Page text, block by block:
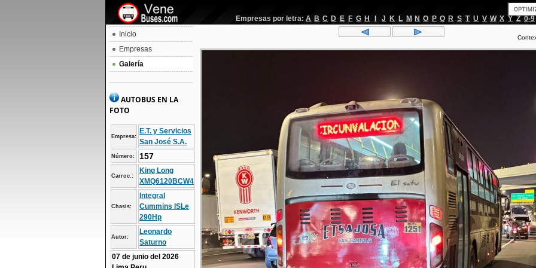
Empresas por letra: A B C D E F G H J K L M N O P Q R S T U V W X Y Z 0-9
Inicio
Empresas
Galería
AUTOBUS EN LA
FOTO
Empresa:
E.T. y Servicios
San José S.A.
Número: 157
Carroc.:
King Long
XMQ6120BCW4
Chasis:
Integral
Cummins ISLe
290Hp
Autor:
Leonardo
Saturno
07 de junio del 2026